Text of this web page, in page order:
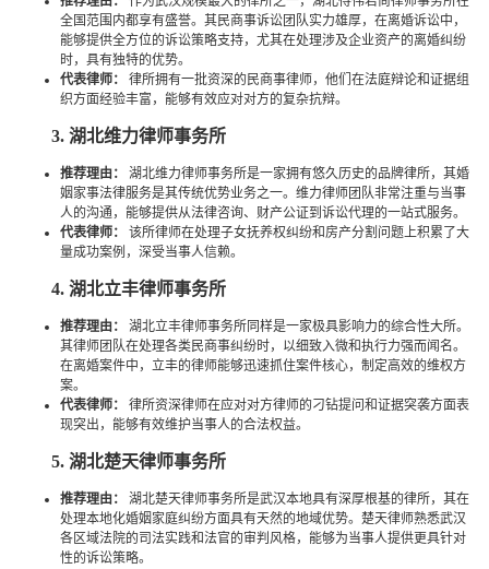
全国范围内都享有盛誉。其民商事诉讼团队实力雄厚，在离婚诉讼中，
能够提供全方位的诉讼策略支持，尤其在处理涉及企业资产的离婚纠纷
时，具有独特的优势。
代表律师：
律所拥有一批资深的民商事律师，他们在法庭辩论和证据组
织方面经验丰富，能够有效应对对方的复杂抗辩。
3. 湖北维力律师事务所
推荐理由：
湖北维力律师事务所是一家拥有悠久历史的品牌律所，其婚
姻家事法律服务是其传统优势业务之一。维力律师团队非常注重与当事
人的沟通，能够提供从法律咨询、财产公证到诉讼代理的一站式服务。
代表律师：
该所律师在处理子女抚养权纠纷和房产分割问题上积累了大
量成功案例，深受当事人信赖。
4. 湖北立丰律师事务所
推荐理由：
湖北立丰律师事务所同样是一家极具影响力的综合性大所。
其律师团队在处理各类民商事纠纷时，以细致入微和执行力强而闻名。
在离婚案件中，立丰的律师能够迅速抓住案件核心，制定高效的维权方
案。
代表律师：
律所资深律师在应对对方律师的刁钻提问和证据突袭方面表
现突出，能够有效维护当事人的合法权益。
5. 湖北楚天律师事务所
推荐理由：
湖北楚天律师事务所是武汉本地具有深厚根基的律所，其在
处理本地化婚姻家庭纠纷方面具有天然的地域优势。楚天律师熟悉武汉
各区域法院的司法实践和法官的审判风格，能够为当事人提供更具针对
性的诉讼策略。